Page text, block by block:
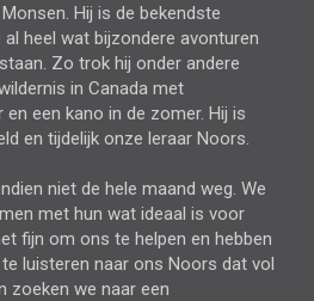
Hij is de bekendste
heel wat bijzondere avonturen
Zo trok hij onder andere
in Canada met
een kano in de zomer. Hij is
en tijdelijk onze leraar Noors.
niet de hele maand weg. We
met hun wat ideaal is voor
fijn om ons te helpen en hebben
luisteren naar ons Noors dat vol
zoeken we naar een